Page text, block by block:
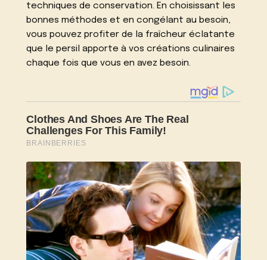
techniques de conservation. En choisissant les
bonnes méthodes et en congélant au besoin,
vous pouvez profiter de la fraîcheur éclatante
que le persil apporte à vos créations culinaires
chaque fois que vous en avez besoin.